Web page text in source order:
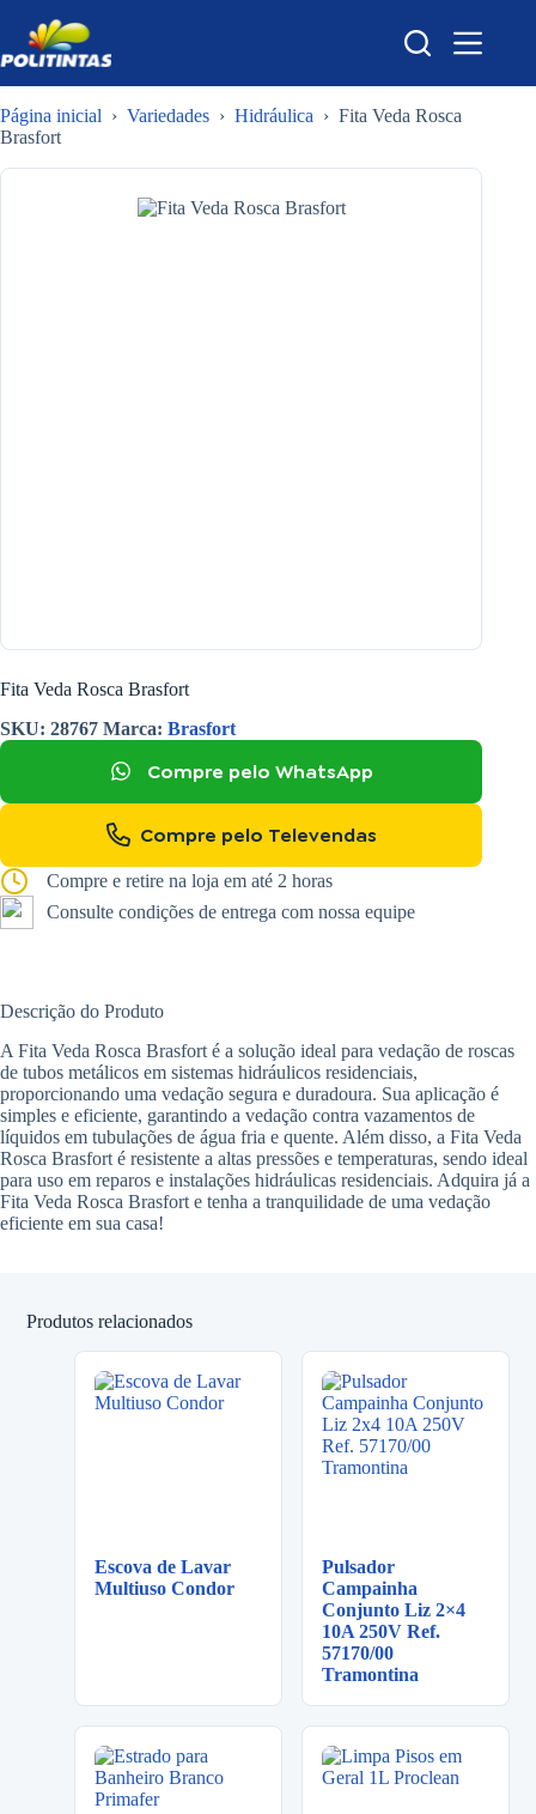
para
o
conteúdo
Página inicial › Variedades › Hidráulica › Fita Veda Rosca
Brasfort
Fita Veda Rosca Brasfort
SKU: 28767 Marca: Brasfort
Compre pelo WhatsApp
Compre pelo Televendas
Compre e retire na loja em até 2 horas
Consulte condições de entrega com nossa equipe
Descrição do Produto
A Fita Veda Rosca Brasfort é a solução ideal para vedação de roscas
de tubos metálicos em sistemas hidráulicos residenciais,
proporcionando uma vedação segura e duradoura. Sua aplicação é
simples e eficiente, garantindo a vedação contra vazamentos de
líquidos em tubulações de água fria e quente. Além disso, a Fita Veda
Rosca Brasfort é resistente a altas pressões e temperaturas, sendo ideal
para uso em reparos e instalações hidráulicas residenciais. Adquira já a
Fita Veda Rosca Brasfort e tenha a tranquilidade de uma vedação
eficiente em sua casa!
Produtos relacionados
Escova de Lavar
Multiuso Condor
Pulsador
Campainha
Conjunto Liz 2×4
10A 250V Ref.
57170/00
Tramontina